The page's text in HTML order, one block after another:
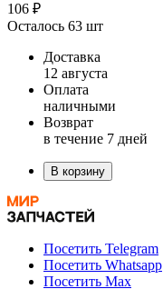
106 ₽
Осталось 63 шт
Доставка
12 августа
Оплата
наличными
Возврат
в течение 7 дней
В корзину
Посетить Telegram
Посетить Whatsapp
Посетить Max